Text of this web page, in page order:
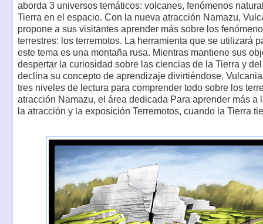
aborda 3 universos temáticos: volcanes, fenómenos
Tierra en el espacio. Con la nueva atracción Namazu,
propone a sus visitantes aprender más sobre los
terrestres: los terremotos. La herramienta que se utilizará
este tema es una montaña rusa. Mientras mantiene sus
despertar la curiosidad sobre las ciencias de la Tierra y
declina su concepto de aprendizaje divirtiéndose,
tres niveles de lectura para comprender todo sobre los
atracción Namazu, el área dedicada Para aprender más a
la atracción y la exposición Terremotos, cuando la Tierra